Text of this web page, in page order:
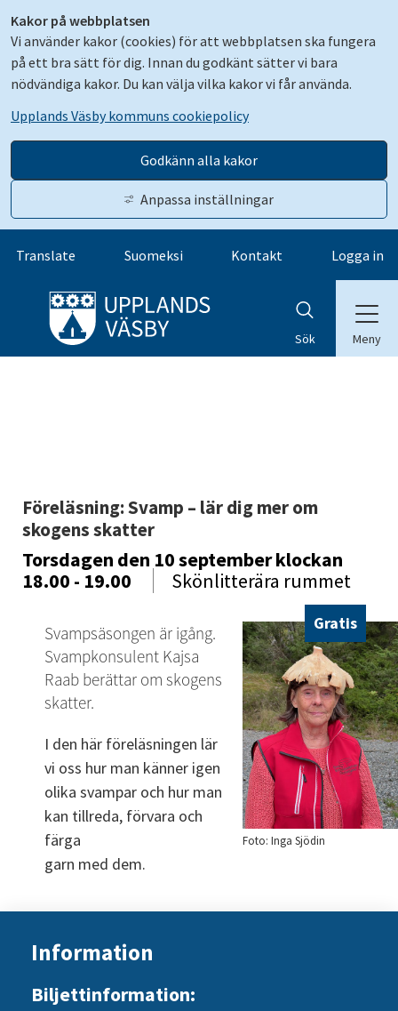
Kakor på webbplatsen
Vi använder kakor (cookies) för att webbplatsen ska fungera
på ett bra sätt för dig. Innan du godkänt sätter vi bara
nödvändiga kakor. Du kan välja vilka kakor vi får använda.
Upplands Väsby kommuns cookiepolicy
Godkänn alla kakor
Anpassa inställningar
Gå till innehåll
Translate Suomeksi Kontakt Logga in
Sök Meny
Föreläsning: Svamp – lär dig mer om
skogens skatter
Torsdagen den 10 septemberklockan
18.00 - 19.00
Skönlitterära rummet
Gratis
Foto: Inga Sjödin
Svampsäsongen är igång.
Svampkonsulent Kajsa
Raab berättar om skogens
skatter.
I den här föreläsningen lär
vi oss hur man känner igen
olika svampar och hur man
kan tillreda, förvara och
färga
garn med dem.
Information
Biljettinformation: